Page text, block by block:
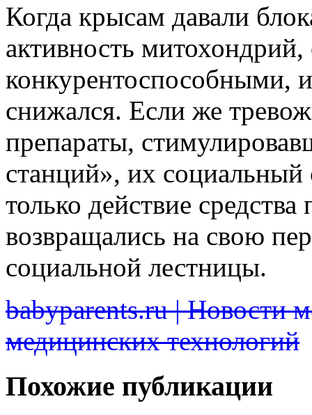
Когда крысам давали
активность
конкурентоспособными,
снижался. Если же
препараты,
станций», их социальный
только действие
возвращались на свою
социальной лестницы.
babyparents.ru | Новости
медицинских технологий
Похожие публикации